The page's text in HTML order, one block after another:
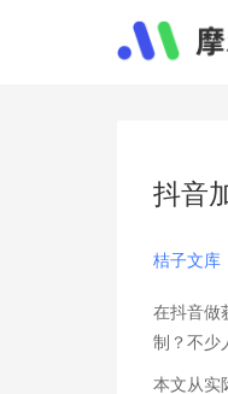
抖音
桔子文库
在抖音做
制？不少
本文从实